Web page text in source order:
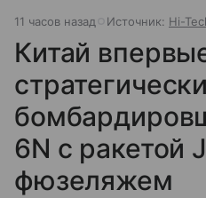
11 часов назад Источник: Hi-
Китай
6N с ракетой
фюзеляжем